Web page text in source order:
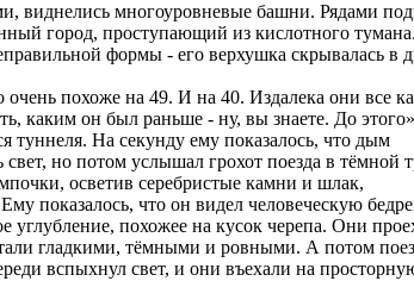
виднелись многоуровневые башни. Рядами
город, проступающий из кислотного
формы - его верхушка скрывалась в
похоже на 49. И на 40. Издалека они все
каким он был раньше - ну, вы знаете. До
туннеля. На секунду ему показалось, что дым
свет, но потом услышал грохот поезда в тёмной
осветив серебристые камни и шлак,
показалось, что он видел человеческую
углубление, похожее на кусок черепа. Они
гладкими, тёмными и ровными. А потом
вспыхнул свет, и они въехали на